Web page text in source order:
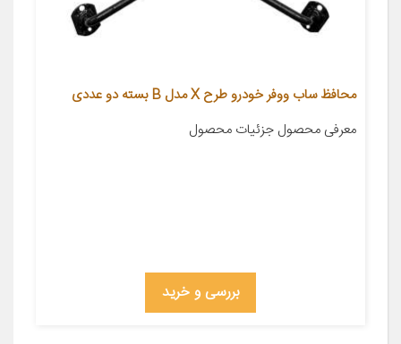
محافظ ساب ووفر خودرو طرح X مدل B بسته دو عددی
معرفی محصول جزئیات محصول
بررسی و خرید